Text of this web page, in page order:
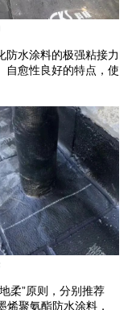
防水涂料的极强粘接力
自愈性良好的特点，使
柔”原则，分别推荐
聚氨酯防水涂料，